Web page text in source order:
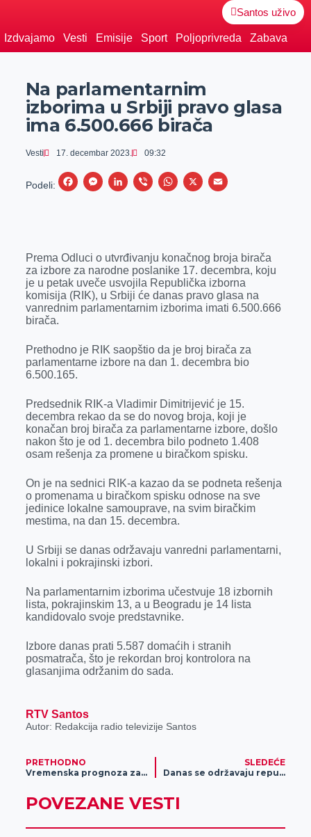
Santos uživo
Izdvajamo Vesti Emisije Sport Poljoprivreda Zabava
Na parlamentarnim
izborima u Srbiji pravo glasa
ima 6.500.666 birača
Vesti 17. decembar 2023. 09:32
Podeli:
F
b
o
o
k
M
e
n
g
L
e
d
I
V
r
W
s
A
p
X
E
l
Prema Odluci o utvrđivanju konačnog broja birača
za izbore za narodne poslanike 17. decembra, koju
je u petak uveče usvojila Republička izborna
komisija (RIK), u Srbiji će danas pravo glasa na
vanrednim parlamentarnim izborima imati 6.500.666
birača.
Prethodno je RIK saopštio da je broj birača za
parlamentarne izbore na dan 1. decembra bio
6.500.165.
Predsednik RIK-a Vladimir Dimitrijević je 15.
decembra rekao da se do novog broja, koji je
konačan broj birača za parlamentarne izbore, došlo
nakon što je od 1. decembra bilo podneto 1.408
osam rešenja za promene u biračkom spisku.
On je na sednici RIK-a kazao da se podneta rešenja
o promenama u biračkom spisku odnose na sve
jedinice lokalne samouprave, na svim biračkim
mestima, na dan 15. decembra.
U Srbiji se danas održavaju vanredni parlamentarni,
lokalni i pokrajinski izbori.
Na parlamentarnim izborima učestvuje 18 izbornih
lista, pokrajinskim 13, a u Beogradu je 14 lista
kandidovalo svoje predstavnike.
Izbore danas prati 5.587 domaćih i stranih
posmatrača, što je rekordan broj kontrolora na
glasanjima održanim do sada.
RTV Santos
Autor: Redakcija radio televizije Santos
PRETHODNO
Vremenska prognoza za 17. decembar
SLEDEĆE
Danas se održavaju republički i pokrajinski izbori
POVEZANE VESTI